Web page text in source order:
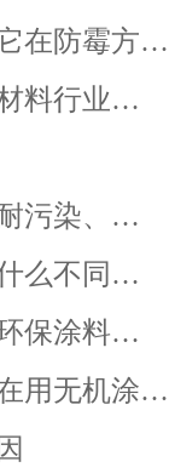
在防霉方…
料行业…
污染、…
么不同…
保涂料…
用无机涂…